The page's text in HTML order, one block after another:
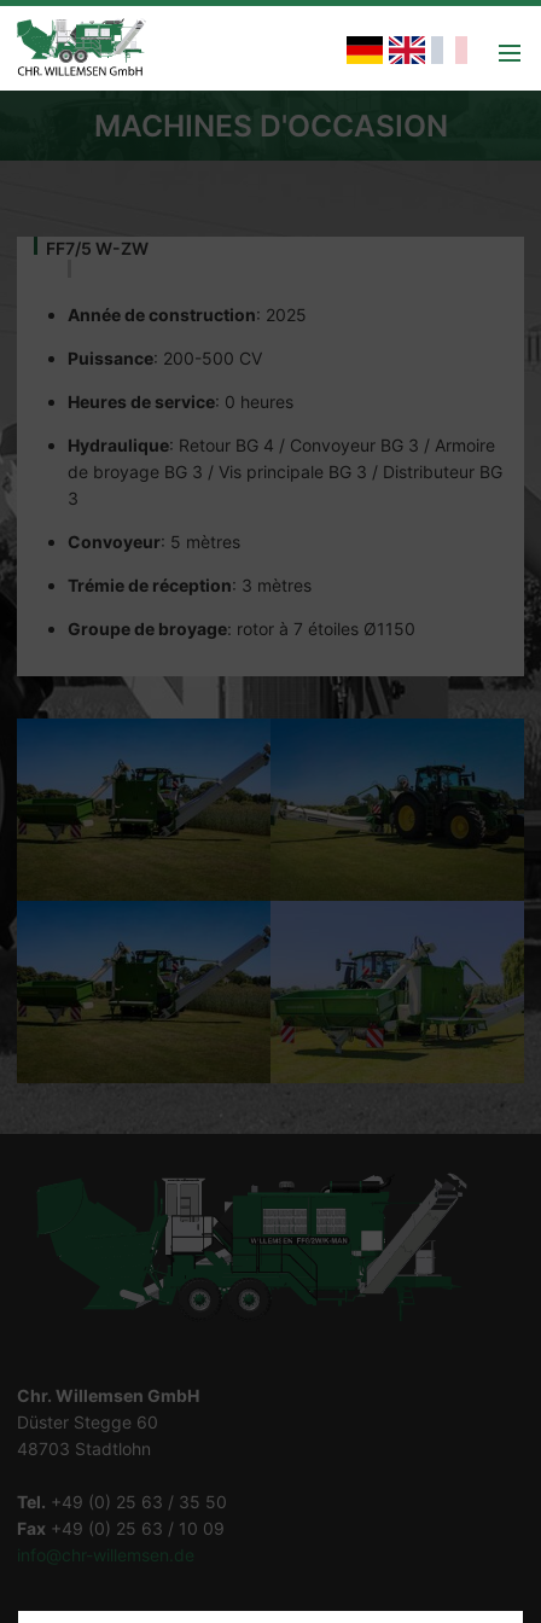
MACHINES D'OCCASION
FF7/5 W-ZW
Année de construction: 2025
Puissance: 200-500 CV
Heures de service: 0 heures
Hydraulique: Retour BG 4 / Convoyeur BG 3 / Armoire
de broyage BG 3 / Vis principale BG 3 / Distributeur BG
3
Convoyeur: 5 mètres
Trémie de réception: 3 mètres
Groupe de broyage: rotor à 7 étoiles Ø1150
Chr. Willemsen GmbH
Düster Stegge 60
48703 Stadtlohn
Tel. +49 (0) 25 63 / 35 50
Fax +49 (0) 25 63 / 10 09
info@chr-willemsen.de